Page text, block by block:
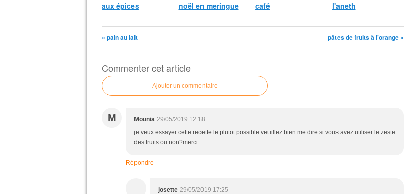
aux épices
noël en meringue
café
l'aneth
« pain au lait pâtes de fruits à l'orange »
Commenter cet article
Ajouter un commentaire
M Mounia 29/05/2019 12:18
je veux essayer cette recette le plutot possible.veuillez bien me dire si vous avez utiliser le zeste
des fruits ou non?merci
Répondre
josette 29/05/2019 17:25